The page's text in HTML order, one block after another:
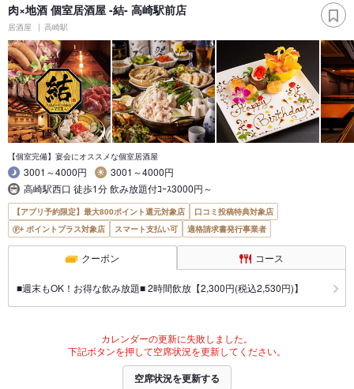
肉×地酒 個室居酒屋 -結- 高崎駅前店
居酒屋 高崎駅
【個室完備】宴会にオススメな個室居酒屋
3001～4000円
3001～4000円
高崎駅西口 徒歩1分 飲み放題付ｺｰｽ3000円～
【アプリ予約限定】最大800ポイント還元対象店
口コミ投稿特典対象店
ポイントプラス対象店
スマート支払い可 適格請求書発行事業者
クーポン コース
■週末もOK！お得な飲み放題■ 2時間飲放【2,300円(税込2,530円)】
カレンダーの更新に失敗しました。
下記ボタンを押して空席状況を更新してください。
空席状況を更新する